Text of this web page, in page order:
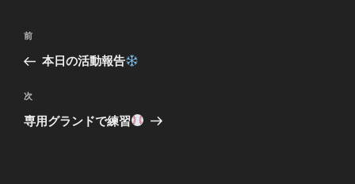
投
ナ
ビ
ゲ
過
去
投
稿
前
本日の活動報告
次
の
次
専用グランドで練習